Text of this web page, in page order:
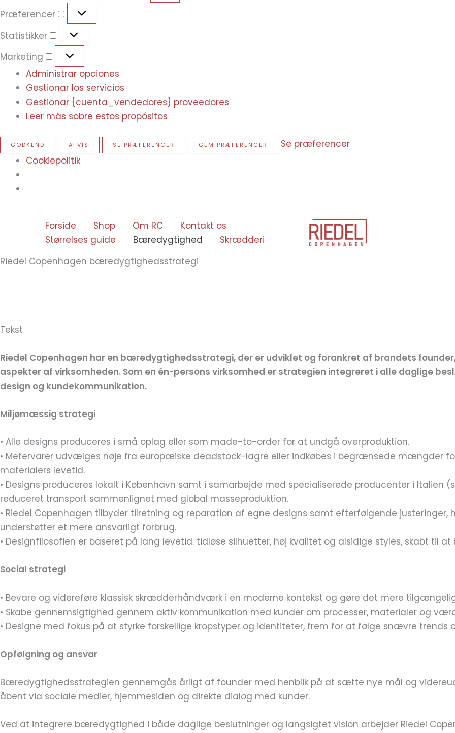
Præferencer
Statistikker
Marketing
Administrar opciones
Gestionar los servicios
Gestionar {cuenta_vendedores} proveedores
Leer más sobre estos propósitos
GODKEND AFVIS SE PRÆFERENCER GEM PRÆFERENCER
Se præferencer
Cookiepolitik
Forside Shop Om RC
Kontakt os
Størrelses guide
Bæredygtighed Skrædderi
Riedel Copenhagen bæredygtighedsstrategi
Tekst
Riedel Copenhagen har en bæredygtighedsstrategi, der er udviklet og forankret af brandets
aspekter af virksomheden. Som en én-persons virksomhed er strategien integreret i alle daglige
design og kundekommunikation.
Miljømæssig strategi
• Alle designs produceres i små oplag eller som made-to-order for at undgå overproduktion.
• Metervarer udvælges nøje fra europæiske deadstock-lagre eller indkøbes i begrænsede mængder
materialers levetid.
• Designs produceres lokalt i København samt i samarbejde med specialiserede producenter i Italien
reduceret transport sammenlignet med global masseproduktion.
• Riedel Copenhagen tilbyder tilretning og reparation af egne designs samt efterfølgende
understøtter et mere ansvarligt forbrug.
• Designfilosofien er baseret på lang levetid: tidløse silhuetter, høj kvalitet og alsidige styles, skabt til
Social strategi
• Bevare og videreføre klassisk skrædderhåndværk i en moderne kontekst og gøre det mere
• Skabe gennemsigtighed gennem aktiv kommunikation med kunder om processer, materialer og
• Designe med fokus på at styrke forskellige kropstyper og identiteter, frem for at følge snævre trends
Opfølgning og ansvar
Bæredygtighedsstrategien gennemgås årligt af founder med henblik på at sætte nye mål og
åbent via sociale medier, hjemmesiden og direkte dialog med kunder.
Ved at integrere bæredygtighed i både daglige beslutninger og langsigtet vision arbejder Riedel